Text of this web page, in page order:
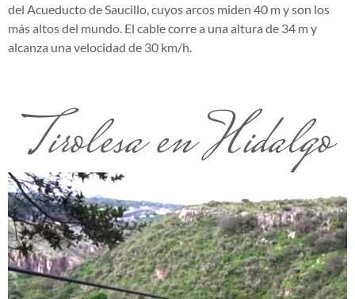
del Acueducto de Saucillo, cuyos arcos miden 40 m y son los
más altos del mundo. El cable corre a una altura de 34 m y
alcanza una velocidad de 30 km/h.
Tirolesa en Hidalgo